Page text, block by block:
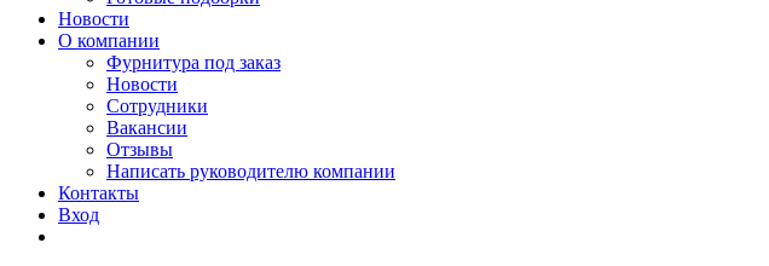
Новости
О компании
Фурнитура под заказ
Новости
Сотрудники
Вакансии
Отзывы
Написать руководителю компании
Контакты
Вход